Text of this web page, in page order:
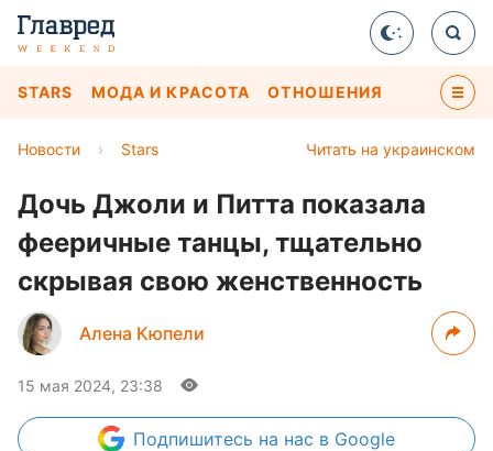
STARS МОДА И КРАСОТА ОТНОШЕНИЯ
Читать на украинском
Новости › Stars
Дочь Джоли и Питта показала
фееричные танцы, тщательно
скрывая свою женственность
Алена Кюпели
15 мая 2024, 23:38
Подпишитесь на нас в Google